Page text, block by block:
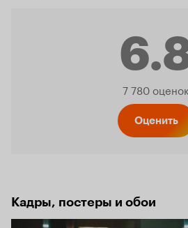
6.8
7 780 оценок
Оценить
Кадры, постеры и обои